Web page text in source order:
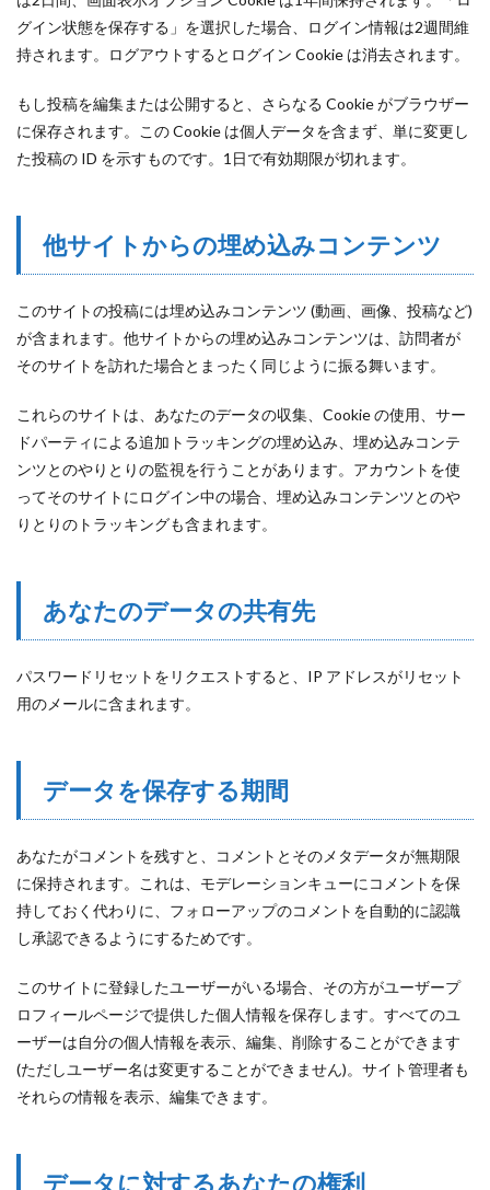
グイン状態を保存する」を選択した場合、ログイン情報は2週間維
持されます。ログアウトするとログイン Cookie は消去されます。
もし投稿を編集または公開すると、さらなる Cookie がブラウザー
に保存されます。この Cookie は個人データを含まず、単に変更し
た投稿の ID を示すものです。1日で有効期限が切れます。
他サイトからの埋め込みコンテンツ
このサイトの投稿には埋め込みコンテンツ (動画、画像、投稿など)
が含まれます。他サイトからの埋め込みコンテンツは、訪問者が
そのサイトを訪れた場合とまったく同じように振る舞います。
これらのサイトは、あなたのデータの収集、Cookie の使用、サー
ドパーティによる追加トラッキングの埋め込み、埋め込みコンテ
ンツとのやりとりの監視を行うことがあります。アカウントを使
ってそのサイトにログイン中の場合、埋め込みコンテンツとのや
りとりのトラッキングも含まれます。
あなたのデータの共有先
パスワードリセットをリクエストすると、IP アドレスがリセット
用のメールに含まれます。
データを保存する期間
あなたがコメントを残すと、コメントとそのメタデータが無期限
に保持されます。これは、モデレーションキューにコメントを保
持しておく代わりに、フォローアップのコメントを自動的に認識
し承認できるようにするためです。
このサイトに登録したユーザーがいる場合、その方がユーザープ
ロフィールページで提供した個人情報を保存します。すべてのユ
ーザーは自分の個人情報を表示、編集、削除することができます
(ただしユーザー名は変更することができません)。サイト管理者も
それらの情報を表示、編集できます。
データに対するあなたの権利